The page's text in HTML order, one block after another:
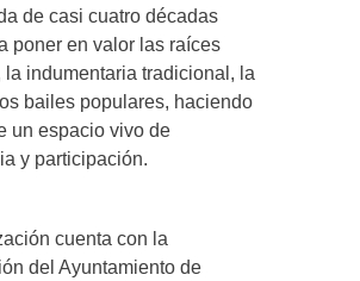
de casi cuatro décadas
poner en valor las raíces
la indumentaria tradicional, la
bailes populares, haciendo
un espacio vivo de
y participación.
cuenta con la
del Ayuntamiento de